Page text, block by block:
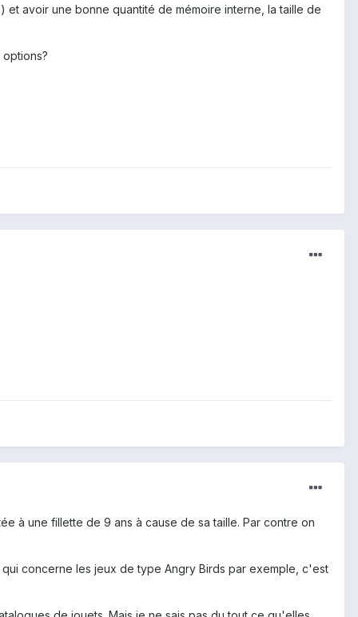
et avoir une bonne quantité de mémoire interne, la taille de
à une fillette de 9 ans à cause de sa taille. Par contre on
concerne les jeux de type Angry Birds par exemple, c'est